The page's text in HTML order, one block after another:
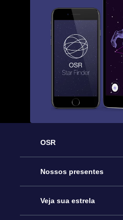
OSR
Serviço
Entre em contato conosco
Nossos presentes
Presente estrelar on-line
Veja sua estrela